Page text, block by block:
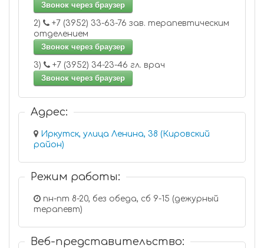
Звонок через браузер
2)
отделением
Звонок через браузер
3)
+7 (3952) 34-23-46 гл. врач
Звонок через браузер
Адрес:
Иркутск, улица Ленина, 38 (Кировский
район)
Режим работы:
пн-пт 8-20, без обеда, сб 9-15 (дежурный
терапевт)
Веб-представительство: